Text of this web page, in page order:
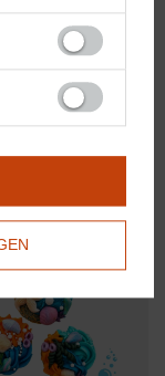
1600